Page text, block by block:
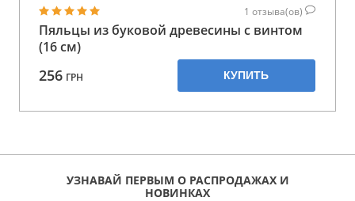
1 отзыва(ов)
Пяльцы из буковой древесины с винтом
(16 см)
256 ГРН КУПИТЬ
УЗНАВАЙ ПЕРВЫМ О РАСПРОДАЖАХ И
НОВИНКАХ